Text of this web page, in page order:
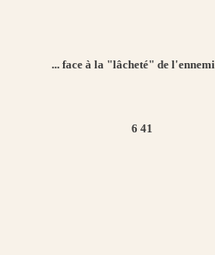
... face à la "lâcheté" de